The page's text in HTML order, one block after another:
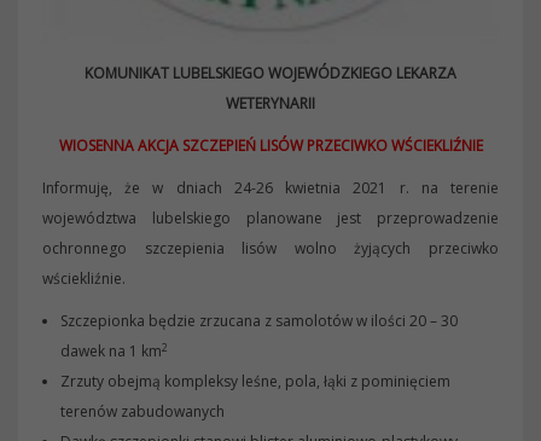
KOMUNIKAT LUBELSKIEGO WOJEWÓDZKIEGO LEKARZA
WETERYNARII
WIOSENNA AKCJA SZCZEPIEŃ LISÓW PRZECIWKO WŚCIEKLIŹNIE
Informuję, że w dniach 24-26 kwietnia 2021 r. na terenie
województwa lubelskiego planowane jest przeprowadzenie
ochronnego szczepienia lisów wolno żyjących przeciwko
wściekliźnie.
Szczepionka będzie zrzucana z samolotów w ilości 20 – 30
dawek na 1 km2
Zrzuty obejmą kompleksy leśne, pola, łąki z pominięciem
terenów zabudowanych